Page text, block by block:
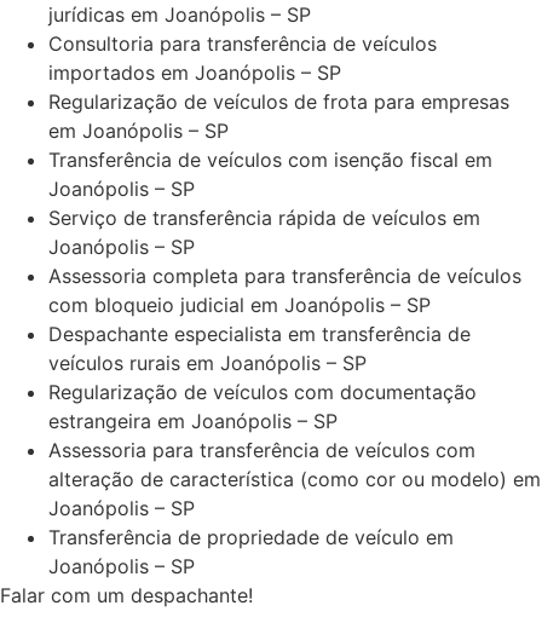
jurídicas em Joanópolis – SP
Consultoria para transferência de veículos
importados em Joanópolis – SP
Regularização de veículos de frota para empresas
em Joanópolis – SP
Transferência de veículos com isenção fiscal em
Joanópolis – SP
Serviço de transferência rápida de veículos em
Joanópolis – SP
Assessoria completa para transferência de veículos
com bloqueio judicial em Joanópolis – SP
Despachante especialista em transferência de
veículos rurais em Joanópolis – SP
Regularização de veículos com documentação
estrangeira em Joanópolis – SP
Assessoria para transferência de veículos com
alteração de característica (como cor ou modelo) em
Joanópolis – SP
Transferência de propriedade de veículo em
Joanópolis – SP
Falar com um despachante!